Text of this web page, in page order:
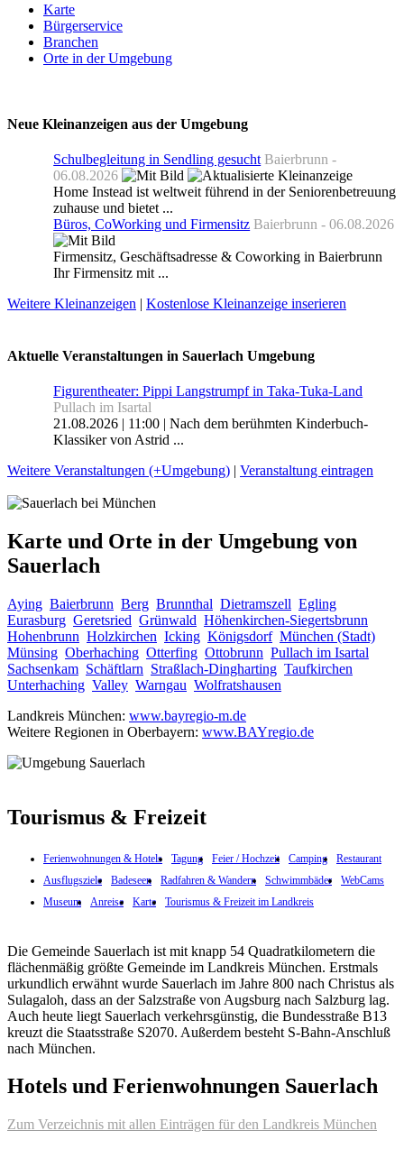
Karte
Bürgerservice
Branchen
Orte in der Umgebung
Neue Kleinanzeigen aus der Umgebung
Schulbegleitung in Sendling gesuchtBaierbrunn -
06.08.2026
Home Instead ist weltweit führend in der Seniorenbetreuung
zuhause und bietet ...
Büros, CoWorking und Firmensitz Baierbrunn - 06.08.2026
Firmensitz, Geschäftsadresse & Coworking in Baierbrunn
Ihr Firmensitz mit ...
Weitere Kleinanzeigen | Kostenlose Kleinanzeige inserieren
Aktuelle Veranstaltungen in Sauerlach Umgebung
Figurentheater: Pippi Langstrumpf in Taka-Tuka-Land
Pullach im Isartal
21.08.2026 | 11:00 | Nach dem berühmten Kinderbuch-
Klassiker von Astrid ...
Weitere Veranstaltungen (+Umgebung) | Veranstaltung eintragen
Karte und Orte in der Umgebung von
Sauerlach
Aying Baierbrunn Berg Brunnthal Dietramszell Egling
Eurasburg Geretsried Grünwald Höhenkirchen-Siegertsbrunn
Hohenbrunn Holzkirchen Icking Königsdorf München (Stadt)
Münsing Oberhaching Otterfing Ottobrunn Pullach im Isartal
Sachsenkam Schäftlarn Straßlach-Dingharting Taufkirchen
Unterhaching Valley Warngau Wolfratshausen
Landkreis München: www.bayregio-m.de
Weitere Regionen in Oberbayern: www.BAYregio.de
Tourismus & Freizeit
Ferienwohnungen & Hotels Tagung Feier / Hochzeit Camping
Restaurant
Ausflugsziele
Badeseen Radfahren & Wandern Schwimmbäder
WebCams
Museum
Anreise Karte Tourismus & Freizeit im Landkreis
Die Gemeinde Sauerlach ist mit knapp 54 Quadratkilometern die
flächenmäßig größte Gemeinde im Landkreis München. Erstmals
urkundlich erwähnt wurde Sauerlach im Jahre 800 nach Christus als
Sulagaloh, dass an der Salzstraße von Augsburg nach Salzburg lag.
Auch heute liegt Sauerlach verkehrsgünstig, die Bundesstraße B13
kreuzt die Staatsstraße S2070. Außerdem besteht S-Bahn-Anschluß
nach München.
Hotels und Ferienwohnungen Sauerlach
Zum Verzeichnis mit allen Einträgen für den Landkreis München